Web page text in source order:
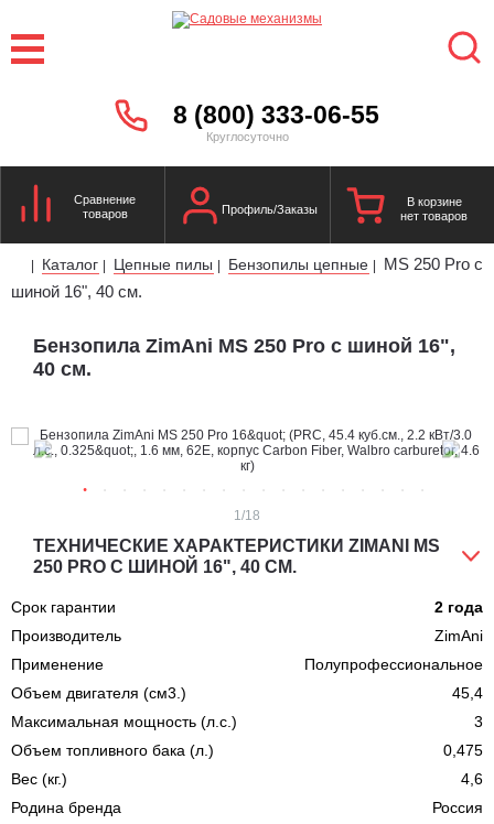
8 (800) 333-06-55
Круглосуточно
Сравнение
товаров
Профиль/Заказы
В корзине
нет товаров
| Каталог | Цепные пилы | Бензопилы цепные |
MS 250 Pro с
шиной 16", 40 см.
Бензопила ZimAni MS 250 Pro с шиной 16",
40 см.
1 /18
ТЕХНИЧЕСКИЕ ХАРАКТЕРИСТИКИ ZIMANI MS
250 PRO С ШИНОЙ 16", 40 СМ.
Срок гарантии
2 года
Производитель
ZimAni
Применение
Полупрофессиональное
Объем двигателя (см3.)
45,4
Максимальная мощность (л.с.)
3
Объем топливного бака (л.)
0,475
Вес (кг.)
4,6
Родина бренда
Россия